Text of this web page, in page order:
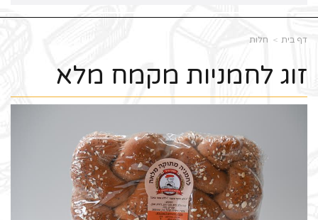
דף בית חלות
זוג לחמניות מקמח מלא